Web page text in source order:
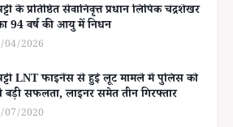
के प्रतिष्ठित सेवानिवृत्त प्रधान लिपिक चंद्रशेखर
94 वर्ष की आयु में निधन
04/2026
LNT फाइनेंस से हुई लूट मामले में पुलिस को
बड़ी सफलता, लाइनर समेत तीन गिरफ्तार
07/2020